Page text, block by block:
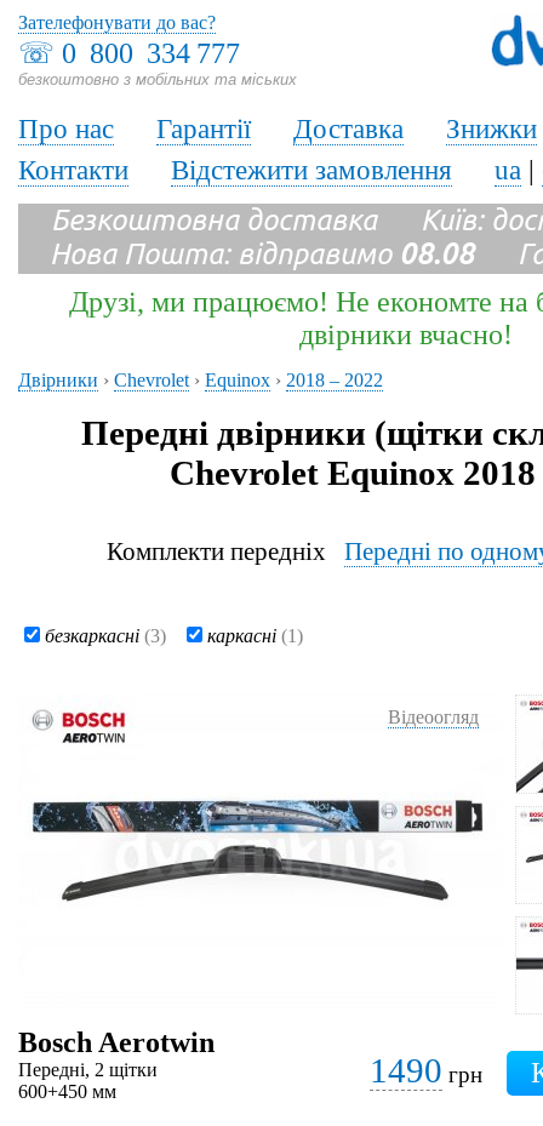
☏ 0 800 334 777
безкоштовно з мобільних та міських
Зателефонувати до вас?
Про нас Гарантії Доставка
Знижки
Контакти
Відстежити замовлення ua |
Безкоштовна доставка Київ:
Нова Пошта: відправимо 08.08
Друзі, ми працюємо! Не економте на
двірники вчасно!
Двірники › Chevrolet › Equinox › 2018 – 2022
Передні двірники (щітки
Chevrolet Equinox 2018
Комплекти передніх Передні по
безкаркасні (3) каркасні (1)
Відеоогляд
Bosch Aerotwin
Передні, 2 щітки
600+450 мм
1490 грн